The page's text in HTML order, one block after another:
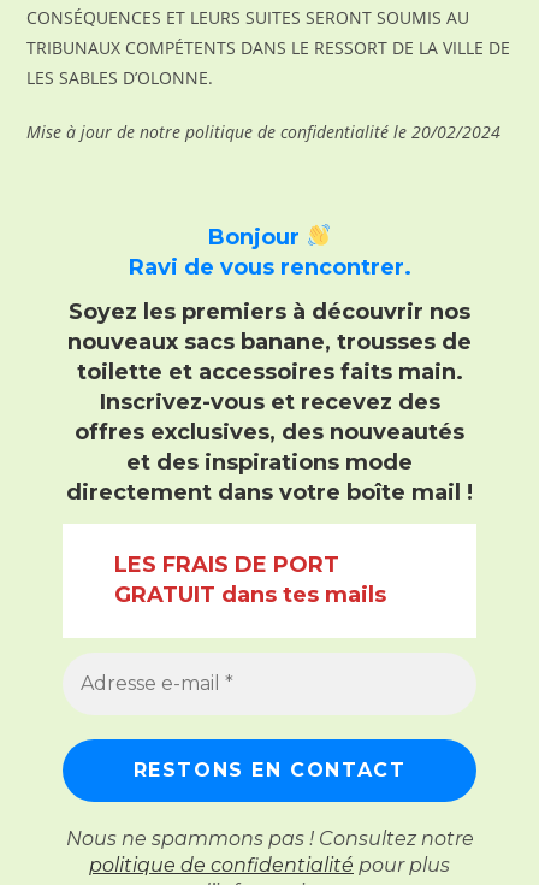
CONSÉQUENCES ET LEURS SUITES SERONT SOUMIS AU
TRIBUNAUX COMPÉTENTS DANS LE RESSORT DE LA VILLE DE
LES SABLES D’OLONNE.
Mise à jour de notre politique de confidentialité le 20/02/2024
Bonjour
Ravi de vous rencontrer.
Soyez les premiers à découvrir nos
nouveaux sacs banane, trousses de
toilette et accessoires faits main.
Inscrivez-vous et recevez des
offres exclusives, des nouveautés
et des inspirations mode
directement dans votre boîte mail !
LES FRAIS DE PORT
GRATUIT dans tes mails
Nous ne spammons pas ! Consultez notre
politique de confidentialité pour plus